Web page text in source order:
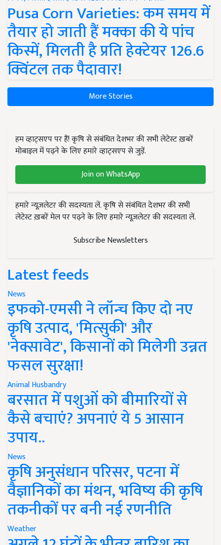
Pusa Corn Varieties: कम समय में
तैयार हो जाती हैं मक्का की ये पांच
किस्में, मिलती है प्रति हेक्टेयर 126.6
क्विंटल तक पैदावार!
More Stories
हम व्हाट्सएप पर हैं! कृषि से संबंधित देशभर की सभी लेटेस्ट ख़बरें
मोबाइल में पढ़ने के लिए हमारे व्हाट्सएप से जुड़ें.
Join on WhatsApp
हमारे न्यूज़लेटर की सदस्यता लें. कृषि से संबंधित देशभर की सभी
लेटेस्ट ख़बरें मेल पर पढ़ने के लिए हमारे न्यूज़लेटर की सदस्यता लें.
Subscribe Newsletters
Latest feeds
News
इफको-एमसी ने लॉन्च किए दो नए
कृषि उत्पाद, 'मित्सुकी' और
'नेक्सावेट', किसानों को मिलेगी उन्नत
फसल सुरक्षा!
Animal Husbandry
बरसात में पशुओं को बीमारियों से
कैसे बचाएं? अपनाएं ये 5 आसान
उपाय..
News
कृषि अनुसंधान परिसर, पटना में
वैज्ञानिकों का मंथन, भविष्य की कृषि
तकनीकों पर बनी नई रणनीति
Weather